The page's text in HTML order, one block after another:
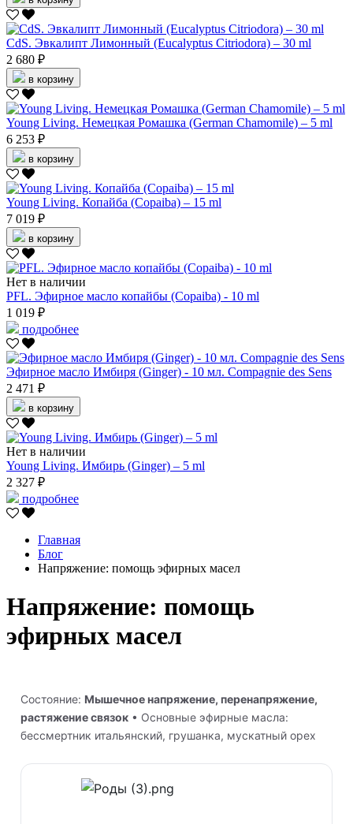
CdS. Эвкалипт Лимонный (Eucalyptus Сitriodora) – 30 ml
2 680 ₽
в корзину
Young Living. Немецкая Ромашка (German Chamomile) – 5 ml
6 253 ₽
в корзину
Young Living. Копайба (Copaiba) – 15 ml
7 019 ₽
в корзину
Нет в наличии
PFL. Эфирное масло копайбы (Copaiba) - 10 ml
1 019 ₽
подробнее
Эфирное масло Имбиря (Ginger) - 10 мл. Compagnie des Sens
2 471 ₽
в корзину
Нет в наличии
Young Living. Имбирь (Ginger) – 5 ml
2 327 ₽
подробнее
Главная
Блог
Напряжение: помощь эфирных масел
Напряжение: помощь
эфирных масел
Состояние: Мышечное напряжение, перенапряжение,
растяжение связок • Основные эфирные масла:
бессмертник итальянский, грушанка, мускатный орех